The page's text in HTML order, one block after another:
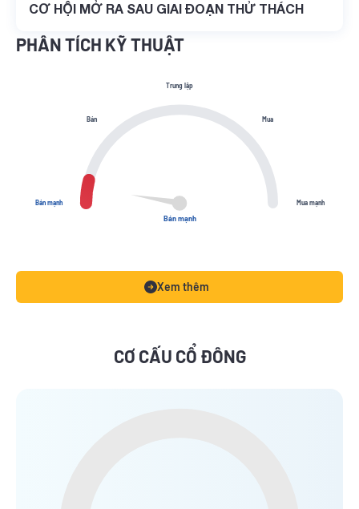
CƠ HỘI MỞ RA SAU GIAI ĐOẠN THỬ THÁCH
PHÂN TÍCH KỸ THUẬT
Bán mạnh
Bán
Trung lập
Mua
Mua mạnh
Bán mạnh
Xem thêm
CƠ CẤU CỔ ĐÔNG